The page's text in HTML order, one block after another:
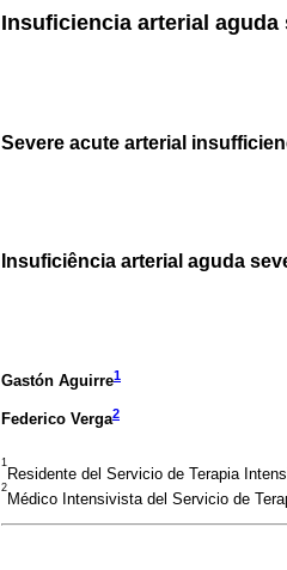
Insuficiencia arterial
Severe acute arterial
Insuficiência arterial aguda
Gastón Aguirre1
Federico Verga2
1
Residente del Servicio de Terapia
2
Médico Intensivista del Servicio de